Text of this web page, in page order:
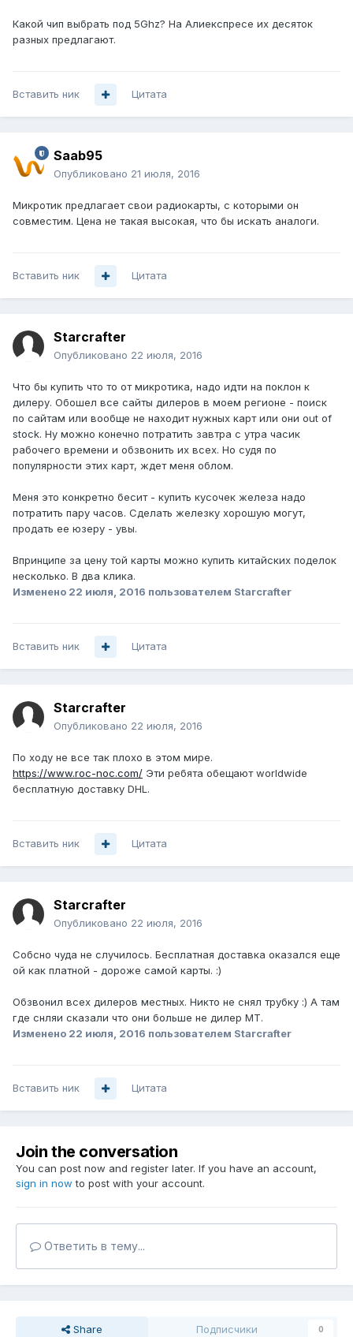
Какой чип выбрать под 5Ghz? На Алиекспресе их десяток
разных предлагают.
Вставить ник Цитата
Saab95
Опубликовано 21 июля, 2016
Микротик предлагает свои радиокарты, с которыми он
совместим. Цена не такая высокая, что бы искать аналоги.
Вставить ник Цитата
Starcrafter
Опубликовано 22 июля, 2016
Что бы купить что то от микротика, надо идти на поклон к
дилеру. Обошел все сайты дилеров в моем регионе - поиск
по сайтам или вообще не находит нужных карт или они out of
stock. Ну можно конечно потратить завтра с утра часик
рабочего времени и обзвонить их всех. Но судя по
популярности этих карт, ждет меня облом.
Меня это конкретно бесит - купить кусочек железа надо
потратить пару часов. Сделать железку хорошую могут,
продать ее юзеру - увы.
Впринципе за цену той карты можно купить китайских поделок
несколько. В два клика.
Изменено 22 июля, 2016 пользователем Starcrafter
Вставить ник Цитата
Starcrafter
Опубликовано 22 июля, 2016
По ходу не все так плохо в этом мире.
https://www.roc-noc.com/ Эти ребята обещают worldwide
бесплатную доставку DHL.
Вставить ник Цитата
Starcrafter
Опубликовано 22 июля, 2016
Собсно чуда не случилось. Бесплатная доставка оказался еще
ой как платной - дороже самой карты. :)
Обзвонил всех дилеров местных. Никто не снял трубку :) А там
где снляи сказали что они больше не дилер МТ.
Изменено 22 июля, 2016 пользователем Starcrafter
Вставить ник Цитата
Join the conversation
You can post now and register later. If you have an account,
sign in now to post with your account.
Ответить в тему...
Share Подписчики 0